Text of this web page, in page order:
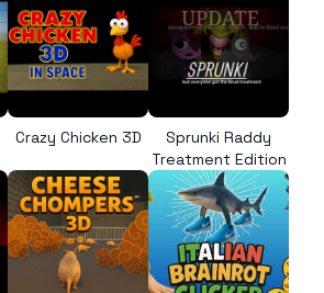
Crazy Chicken 3D
Sprunki Raddy
Treatment Edition